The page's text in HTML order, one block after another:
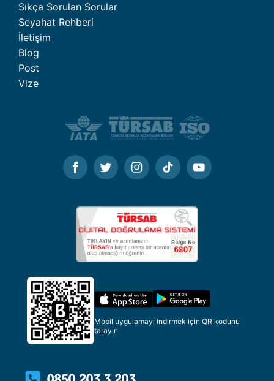
Sıkça Sorulan Sorular
Seyahat Rehberi
İletişim
Blog
Post
Vize
Mobil uygulamayı indirmek için QR kodunu
tarayın